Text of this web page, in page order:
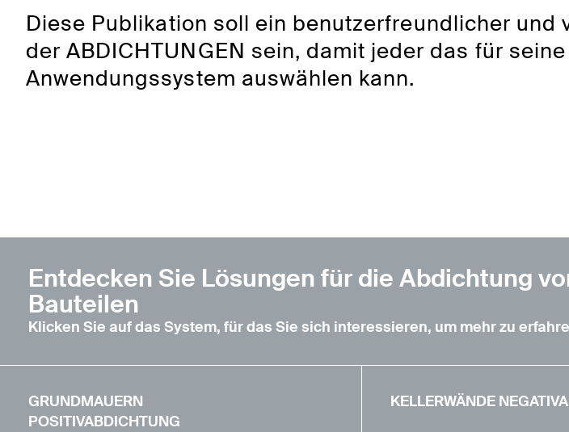
Diese Publikation soll ein benutzerfreundlicher
der ABDICHTUNGEN sein, damit jeder das für
Anwendungssystem auswählen kann.
Entdecken Sie Lösungen für die Abdichtung
Bauteilen
Klicken Sie auf das System, für das Sie sich interessieren, um mehr zu
GRUNDMAUERN
POSITIVABDICHTUNG
KELLERWÄNDE